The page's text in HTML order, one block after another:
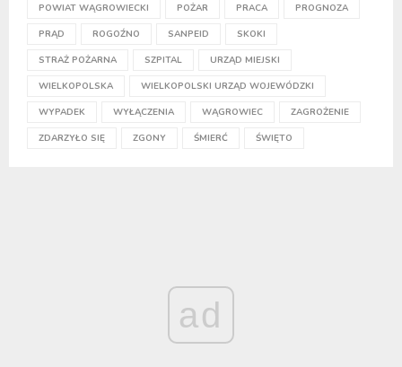
POWIAT WĄGROWIECKI POŻAR PRACA PROGNOZA
PRĄD ROGOŹNO SANPEID SKOKI
STRAŻ POŻARNA SZPITAL URZĄD MIEJSKI
WIELKOPOLSKA WIELKOPOLSKI URZĄD WOJEWÓDZKI
WYPADEK WYŁĄCZENIA WĄGROWIEC ZAGROŻENIE
ZDARZYŁO SIĘ ZGONY ŚMIERĆ ŚWIĘTO
ad